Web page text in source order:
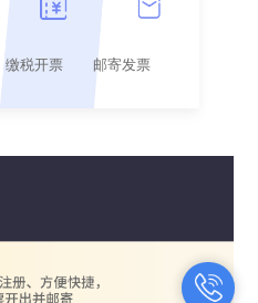
缴税开票 邮寄发票